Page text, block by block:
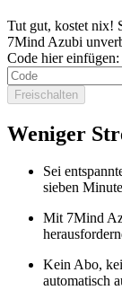
Tut gut, kostet nix!
7Mind Azubi
Code hier einfügen:
Freischalten
Weniger
Sei
sieben
Mit 7Mind
Kein Abo,
automatisch